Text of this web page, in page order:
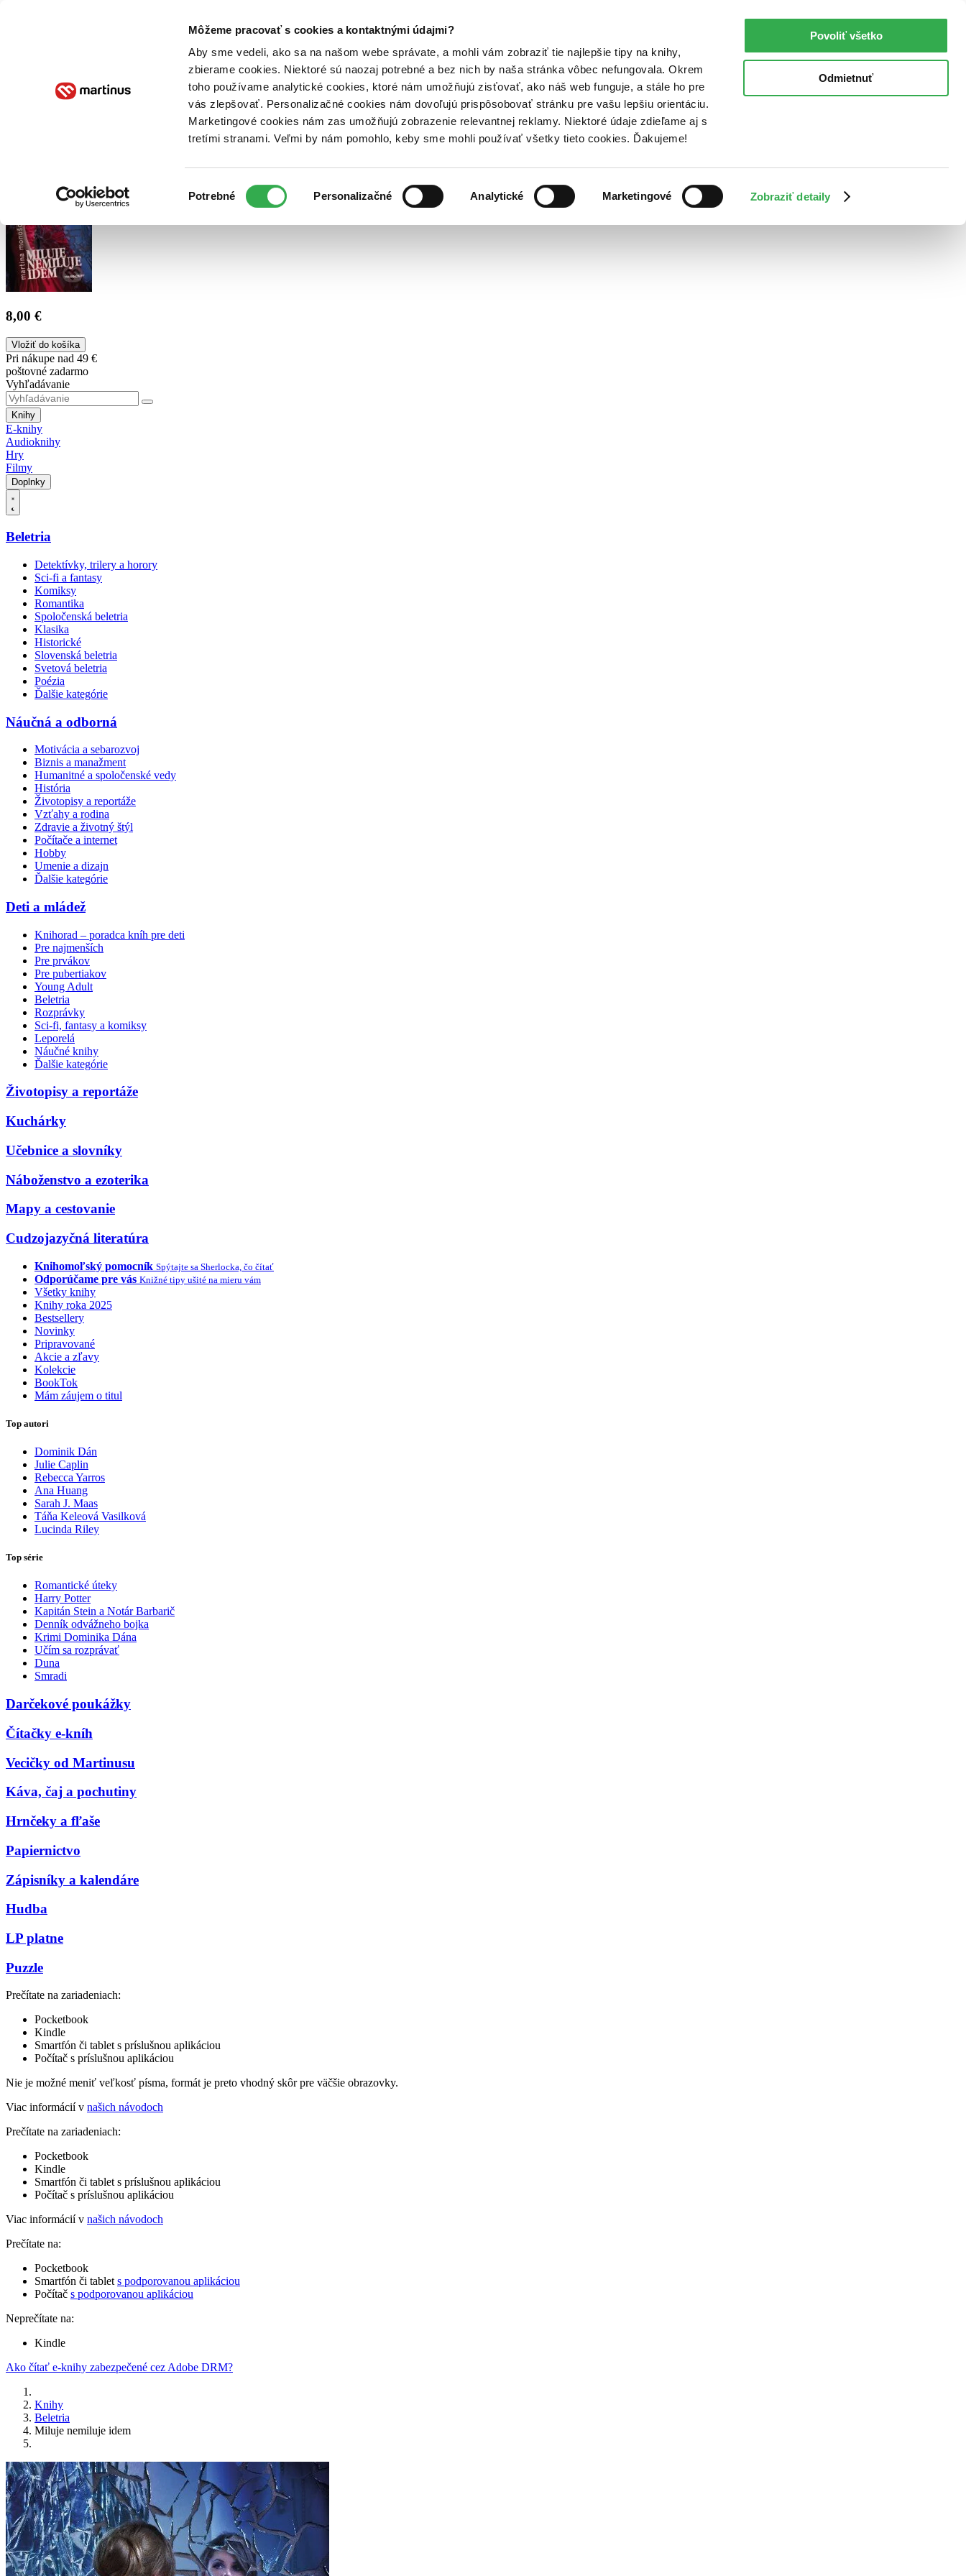
Môžeme pracovať s cookies a kontaktnými údajmi?
Aby sme vedeli, ako sa na našom webe správate, a mohli vám zobraziť tie najlepšie tipy na knihy,
zbierame cookies. Niektoré sú naozaj potrebné a bez nich by naša stránka vôbec nefungovala. Okrem
toho používame analytické cookies, ktoré nám umožňujú zisťovať, ako náš web funguje, a stále ho pre
vás zlepšovať. Personalizačné cookies nám dovoľujú prispôsobovať stránku pre vašu lepšiu orientáciu.
Marketingové cookies nám zas umožňujú zobrazenie relevantnej reklamy. Niektoré údaje zdieľame aj s
tretími stranami. Veľmi by nám pomohlo, keby sme mohli používať všetky tieto cookies. Ďakujeme!
súhlasu
Potrebné Personalizačné Analytické Marketingové Zobraziť detaily
Povoliť všetko
Odmietnuť
Poukážky Kontakt
8,00 €
Vložiť do košíka
Pri nákupe nad 49 €
poštovné zadarmo
Vyhľadávanie
Knihy
E-knihy
Audioknihy
Hry
Filmy
Doplnky
Beletria
Detektívky, trilery a horory
Sci-fi a fantasy
Komiksy
Romantika
Spoločenská beletria
Klasika
Historické
Slovenská beletria
Svetová beletria
Poézia
Ďalšie kategórie
Náučná a odborná
Motivácia a sebarozvoj
Biznis a manažment
Humanitné a spoločenské vedy
História
Životopisy a reportáže
Vzťahy a rodina
Zdravie a životný štýl
Počítače a internet
Hobby
Umenie a dizajn
Ďalšie kategórie
Deti a mládež
Knihorad – poradca kníh pre deti
Pre najmenších
Pre prvákov
Pre pubertiakov
Young Adult
Beletria
Rozprávky
Sci-fi, fantasy a komiksy
Leporelá
Náučné knihy
Ďalšie kategórie
Životopisy a reportáže
Kuchárky
Učebnice a slovníky
Náboženstvo a ezoterika
Mapy a cestovanie
Cudzojazyčná literatúra
Knihomoľský pomocník Spýtajte sa Sherlocka, čo čítať
Odporúčame pre vás Knižné tipy ušité na mieru vám
Všetky knihy
Knihy roka 2025
Bestsellery
Novinky
Pripravované
Akcie a zľavy
Kolekcie
BookTok
Mám záujem o titul
Top autori
Dominik Dán
Julie Caplin
Rebecca Yarros
Ana Huang
Sarah J. Maas
Táňa Keleová Vasilková
Lucinda Riley
Top série
Romantické úteky
Harry Potter
Kapitán Stein a Notár Barbarič
Denník odvážneho bojka
Krimi Dominika Dána
Učím sa rozprávať
Duna
Smradi
Darčekové poukážky
Čítačky e-kníh
Vecičky od Martinusu
Káva, čaj a pochutiny
Hrnčeky a fľaše
Papiernictvo
Zápisníky a kalendáre
Hudba
LP platne
Puzzle
Prečítate na zariadeniach:
Pocketbook
Kindle
Smartfón či tablet s príslušnou aplikáciou
Počítač s príslušnou aplikáciou
Nie je možné meniť veľkosť písma, formát je preto vhodný skôr pre väčšie obrazovky.
Viac informácií v našich návodoch
Prečítate na zariadeniach:
Pocketbook
Kindle
Smartfón či tablet s príslušnou aplikáciou
Počítač s príslušnou aplikáciou
Viac informácií v našich návodoch
Prečítate na:
Pocketbook
Smartfón či tablet s podporovanou aplikáciou
Počítač s podporovanou aplikáciou
Neprečítate na:
Kindle
Ako čítať e-knihy zabezpečené cez Adobe DRM?
Knihy
Beletria
Miluje nemiluje idem